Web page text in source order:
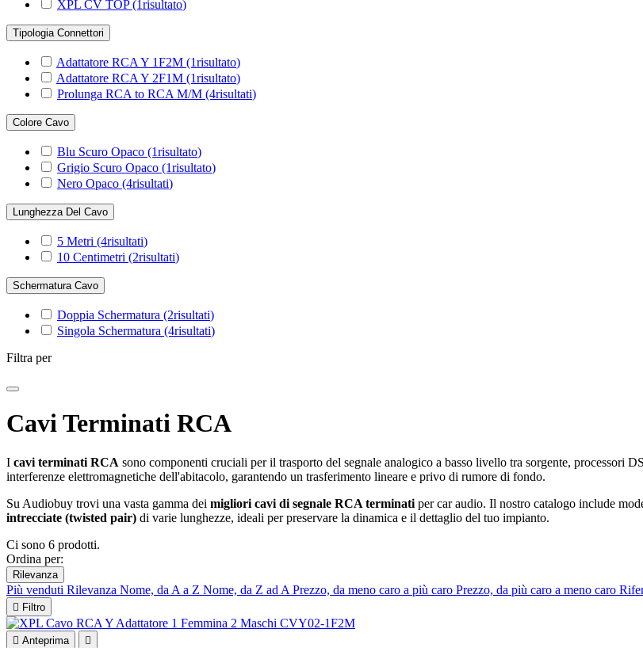
XPL CV TOP(1risultato)
Tipologia Connettori
Adattatore RCA Y 1F2M (1risultato)
Adattatore RCA Y 2F1M (1risultato)
Prolunga RCA to RCA M/M (4risultati)
Colore Cavo
Blu Scuro Opaco (1risultato)
Grigio Scuro Opaco (1risultato)
Nero Opaco (4risultati)
Lunghezza Del Cavo
5 Metri (4risultati)
10 Centimetri (2risultati)
Schermatura Cavo
Doppia Schermatura (2risultati)
Singola Schermatura (4risultati)
Filtra per
Cavi Terminati RCA
I cavi terminati RCA sono componenti cruciali per il trasporto del segnale analogico a basso livello tra sorgente, processori
interferenze elettromagnetiche dell'abitacolo, garantendo un trasferimento lineare e privo di rumore di fondo.
Su Audiobuy trovi una vasta gamma dei migliori cavi di segnale RCA terminati per car audio. Il nostro catalogo include
intrecciate (twisted pair) di varie lunghezze, ideali per preservare la dinamica e il dettaglio del tuo impianto.
Ci sono 6 prodotti.
Ordina per:
Rilevanza
Più venduti Rilevanza Nome, da A a Z Nome, da Z ad A Prezzo, da meno caro a più caro Prezzo, da più caro a meno caro
 Filtro
 Anteprima 